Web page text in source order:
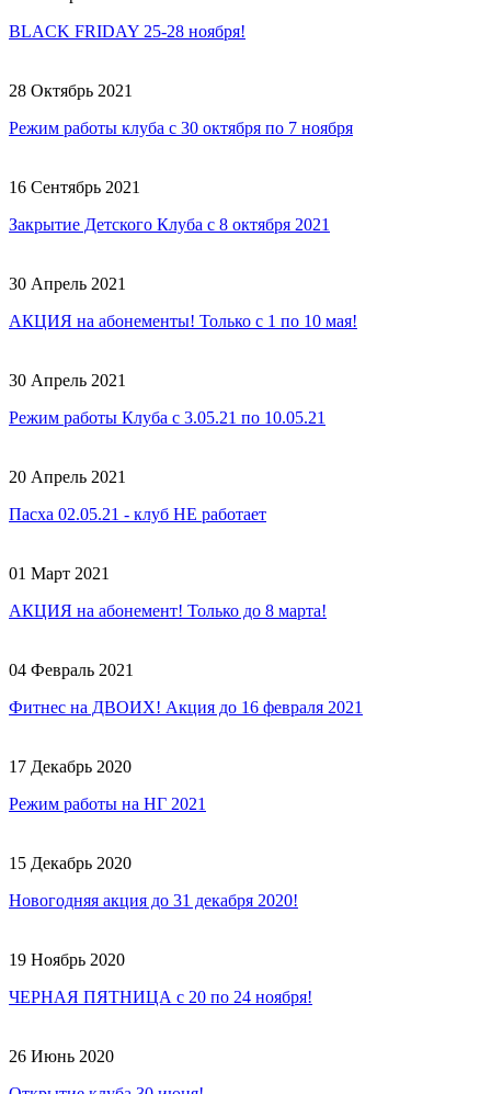
BLACK FRIDAY 25-28 ноября!
28 Октябрь 2021
Режим работы клуба с 30 октября по 7 ноября
16 Сентябрь 2021
Закрытие Детского Клуба с 8 октября 2021
30 Апрель 2021
АКЦИЯ на абонементы! Только с 1 по 10 мая!
30 Апрель 2021
Режим работы Клуба с 3.05.21 по 10.05.21
20 Апрель 2021
Пасха 02.05.21 - клуб НЕ работает
01 Март 2021
АКЦИЯ на абонемент! Только до 8 марта!
04 Февраль 2021
Фитнес на ДВОИХ! Акция до 16 февраля 2021
17 Декабрь 2020
Режим работы на НГ 2021
15 Декабрь 2020
Новогодняя акция до 31 декабря 2020!
19 Ноябрь 2020
ЧЕРНАЯ ПЯТНИЦА с 20 по 24 ноября!
26 Июнь 2020